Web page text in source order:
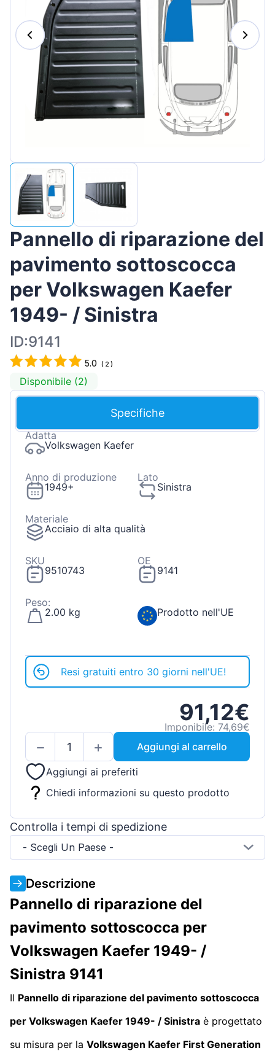
Magyar
Lietuvių
Hrvatski
Português
Slovenian
Latvian
Slovenčina
Pannello di riparazione del
pavimento sottoscocca
per Volkswagen Kaefer
1949- / Sinistra
ID:9141
5.0 ( 2 )
Disponibile (2)
Specifiche
Adatta
Volkswagen Kaefer
Anno di produzione
1949+
Lato
Sinistra
Materiale
Acciaio di alta qualità
SKU
9510743
OE
9141
Peso:
2.00 kg
Prodotto nell'UE
Resi gratuiti entro 30 giorni nell'UE!
91,12€
Imponibile: 74,69€
Aggiungi al carrello
Aggiungi ai preferiti
Chiedi informazioni su questo prodotto
Controlla i tempi di spedizione
- Scegli Un Paese -
Descrizione
Pannello di riparazione del
pavimento sottoscocca per
Volkswagen Kaefer 1949- /
Sinistra 9141
Il Pannello di riparazione del pavimento sottoscocca
per Volkswagen Kaefer 1949- / Sinistra è progettato
su misura per la Volkswagen Kaefer First Generation